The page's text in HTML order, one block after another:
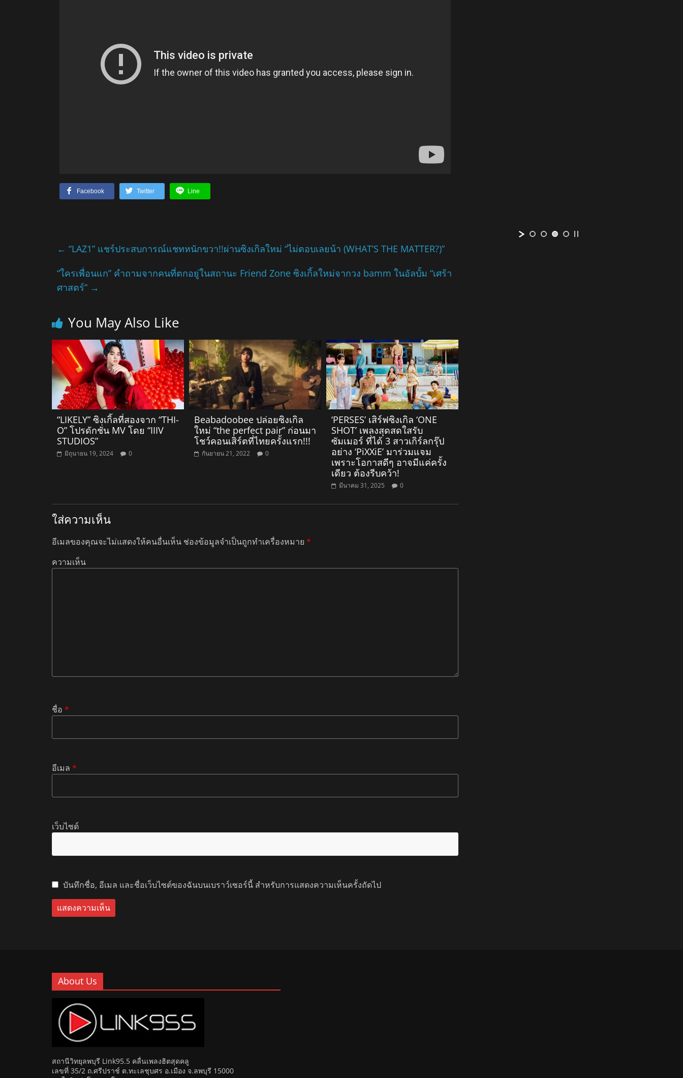
Facebook Twitter Line
← “LAZ1” แชร์ประสบการณ์แชทหนักขวา!!ผ่านซิงเกิลใหม่ “ไม่ตอบเลยน้า (WHAT’S THE MATTER?)”
“ใครเพื่อนแก” คำถามจากคนที่ตกอยู่ในสถานะ Friend Zone ซิงเกิ้ลใหม่จากวง bamm ในอัลบั้ม “เศร้า
ศาสตร์” →
You May Also Like
“LIKELY” ซิงเกิ้ลที่สองจาก “THI-
O” โปรดักชั่น MV โดย “IIIV
STUDIOS”
มิถุนายน 19, 2024 0
Beabadoobee ปล่อยซิงเกิล
ใหม่ “the perfect pair” ก่อนมา
โชว์คอนเสิร์ตที่ไทยครั้งแรก!!!
กันยายน 21, 2022 0
‘PERSES’ เสิร์ฟซิงเกิล ‘ONE
SHOT’ เพลงสุดสดใสรับ
ซัมเมอร์ ที่ได้ 3 สาวเกิร์ลกรุ๊ป
อย่าง ‘PiXXiE’ มาร่วมแจม
เพราะโอกาสดีๆ อาจมีแค่ครั้ง
เดียว ต้องรีบคว้า!
มีนาคม 31, 2025 0
ใส่ความเห็น
อีเมลของคุณจะไม่แสดงให้คนอื่นเห็น ช่องข้อมูลจำเป็นถูกทำเครื่องหมาย *
ความเห็น
ชื่อ *
อีเมล *
เว็บไซต์
บันทึกชื่อ, อีเมล และชื่อเว็บไซต์ของฉันบนเบราว์เซอร์นี้ สำหรับการแสดงความเห็นครั้งถัดไป
About Us
สถานีวิทยุลพบุรี Link95.5 คลื่นเพลงฮิตสุดคลู
เลขที่ 35/2 ถ.ศรีปราช์ ต.ทะเลชุบศร อ.เมือง จ.ลพบุรี 15000